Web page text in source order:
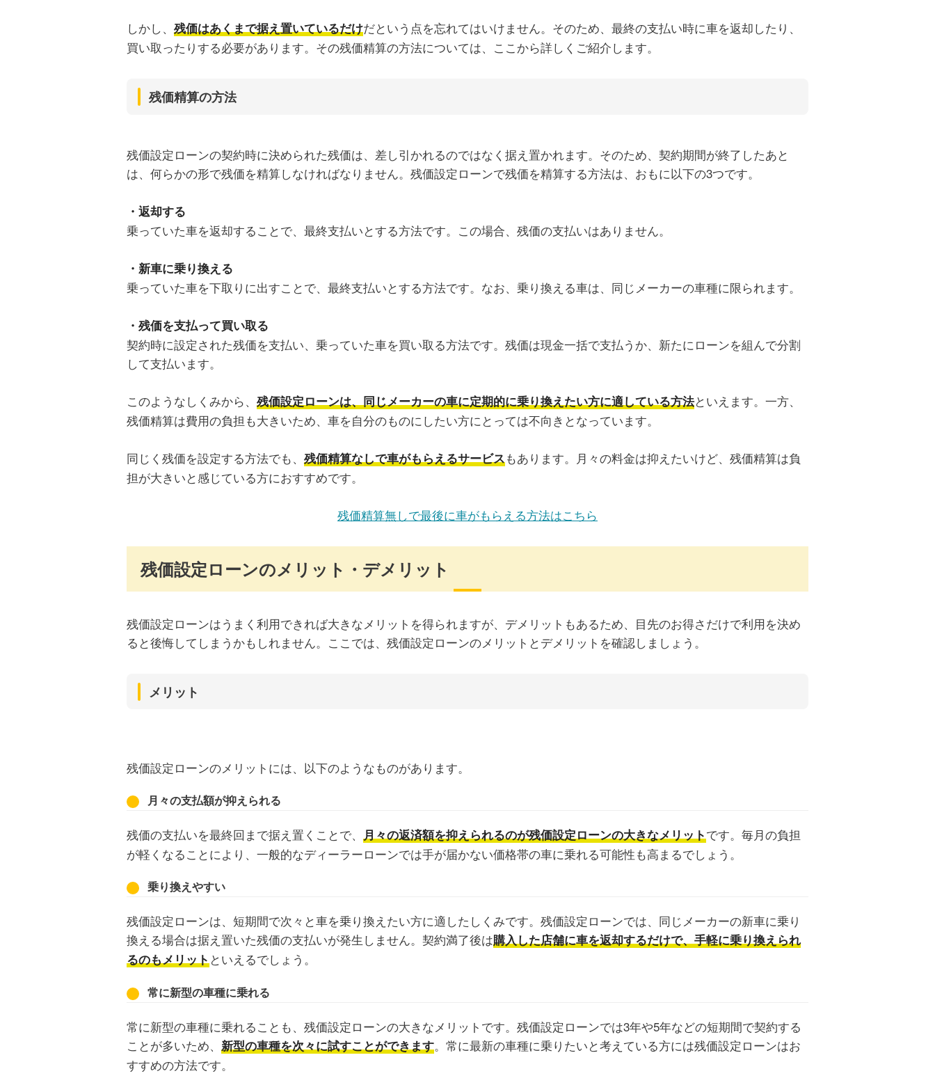
しかし、 残価はあくまで据え置いているだけだという点を忘れてはいけません。そのため、最終の支払い時に車を返却したり、
買い取ったりする必要があります。その残価精算の方法については、ここから詳しくご紹介します。
残価精算の方法
残価設定ローンの契約時に決められた残価は、差し引かれるのではなく据え置かれます。そのため、契約期間が終了したあと
は、何らかの形で残価を精算しなければなりません。残価設定ローンで残価を精算する方法は、おもに以下の3つです。
・返却する
乗っていた車を返却することで、最終支払いとする方法です。この場合、残価の支払いはありません。
・新車に乗り換える
乗っていた車を下取りに出すことで、最終支払いとする方法です。なお、乗り換える車は、同じメーカーの車種に限られます。
・残価を支払って買い取る
契約時に設定された残価を支払い、乗っていた車を買い取る方法です。残価は現金一括で支払うか、新たにローンを組んで分割
して支払います。
このようなしくみから、 残価設定ローンは、同じメーカーの車に定期的に乗り換えたい方に適している方法といえます。一方、
残価精算は費用の負担も大きいため、車を自分のものにしたい方にとっては不向きとなっています。
同じく残価を設定する方法でも、 残価精算なしで車がもらえるサービスもあります。月々の料金は抑えたいけど、残価精算は負
担が大きいと感じている方におすすめです。
残価精算無しで最後に車がもらえる方法はこちら
残価設定ローンのメリット・デメリット
残価設定ローンはうまく利用できれば大きなメリットを得られますが、デメリットもあるため、目先のお得さだけで利用を決め
ると後悔してしまうかもしれません。ここでは、残価設定ローンのメリットとデメリットを確認しましょう。
メリット
残価設定ローンのメリットには、以下のようなものがあります。
月々の支払額が抑えられる
残価の支払いを最終回まで据え置くことで、 月々の返済額を抑えられるのが残価設定ローンの大きなメリットです。毎月の負担
が軽くなることにより、一般的なディーラーローンでは手が届かない価格帯の車に乗れる可能性も高まるでしょう。
乗り換えやすい
残価設定ローンは、短期間で次々と車を乗り換えたい方に適したしくみです。残価設定ローンでは、同じメーカーの新車に乗り
換える場合は据え置いた残価の支払いが発生しません。契約満了後は購入した店舗に車を返却するだけで、手軽に乗り換えられ
るのもメリットといえるでしょう。
常に新型の車種に乗れる
常に新型の車種に乗れることも、残価設定ローンの大きなメリットです。残価設定ローンでは3年や5年などの短期間で契約する
ことが多いため、 新型の車種を次々に試すことができます。常に最新の車種に乗りたいと考えている方には残価設定ローンはお
すすめの方法です。